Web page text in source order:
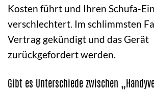
Kosten führt und Ihren Schufa-
verschlechtert. Im schlimmsten
Vertrag gekündigt und das Gerät
zurückgefordert werden.
Gibt es Unterschiede zwischen